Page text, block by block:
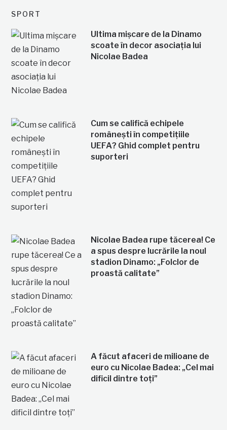
SPORT
Ultima mișcare de la Dinamo
scoate în decor asociația lui
Nicolae Badea
Cum se califică echipele
românești în competițiile
UEFA? Ghid complet pentru
suporteri
Nicolae Badea rupe tăcerea! Ce
a spus despre lucrările la noul
stadion Dinamo: „Folclor de
proastă calitate”
A făcut afaceri de milioane de
euro cu Nicolae Badea: „Cel mai
dificil dintre toți”